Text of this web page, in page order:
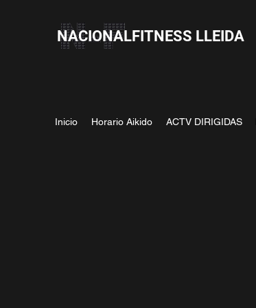
NACIONALFITNESS LLEIDA
Inicio Horario Aikido ACTV DIRIGIDAS